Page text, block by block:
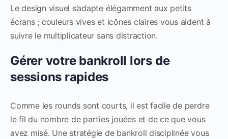
Le design visuel s’adapte élégamment aux petits
écrans ; couleurs vives et icônes claires vous aident à
suivre le multiplicateur sans distraction.
Gérer votre bankroll lors de
sessions rapides
Comme les rounds sont courts, il est facile de perdre
le fil du nombre de parties jouées et de ce que vous
avez misé. Une stratégie de bankroll disciplinée vous